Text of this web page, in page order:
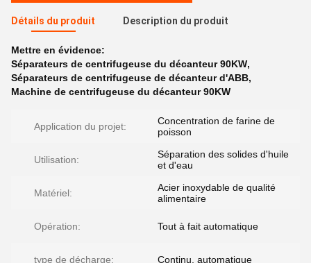
Détails du produit Description du produit
Mettre en évidence:
Séparateurs de centrifugeuse du décanteur 90KW,
Séparateurs de centrifugeuse de décanteur d'ABB,
Machine de centrifugeuse du décanteur 90KW
Application du projet:
Concentration de farine de
poisson
Utilisation:
Séparation des solides d'huile
et d'eau
Matériel:
Acier inoxydable de qualité
alimentaire
Opération: Tout à fait automatique
type de décharge: Continu, automatique